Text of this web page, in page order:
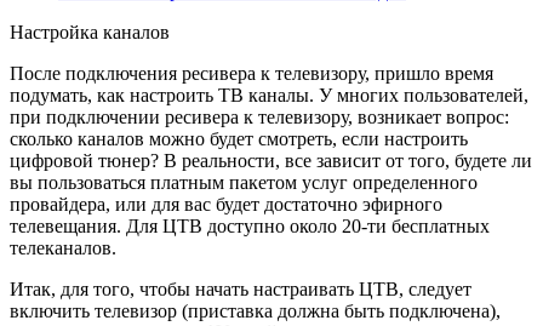
Настройка каналов
После подключения ресивера к телевизору, пришло время
подумать, как настроить ТВ каналы. У многих пользователей,
при подключении ресивера к телевизору, возникает вопрос:
сколько каналов можно будет смотреть, если настроить
цифровой тюнер? В реальности, все зависит от того, будете ли
вы пользоваться платным пакетом услуг определенного
провайдера, или для вас будет достаточно эфирного
телевещания. Для ЦТВ доступно около 20-ти бесплатных
телеканалов.
Итак, для того, чтобы начать настраивать ЦТВ, следует
включить телевизор (приставка должна быть подключена),